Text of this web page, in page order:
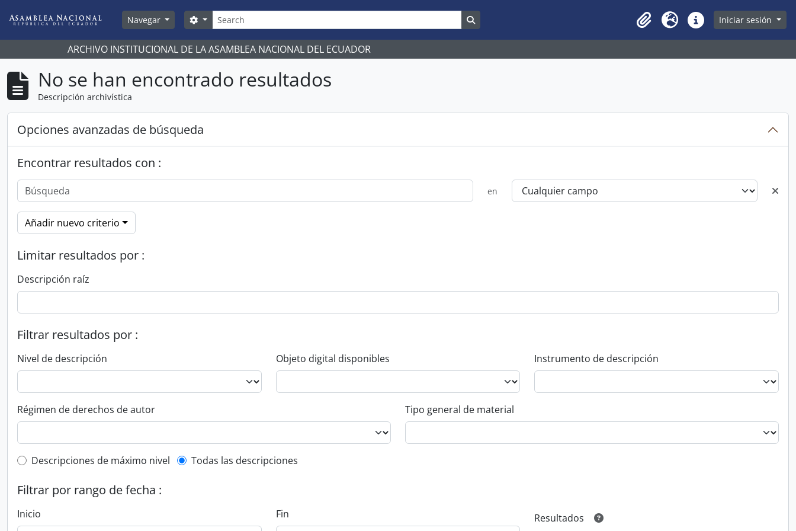
Navegar
Búsqueda
Search options
Clipboard
Idioma Enlaces rápidos
Iniciar sesión
ARCHIVO INSTITUCIONAL DE LA ASAMBLEA NACIONAL DEL ECUADOR
No se han encontrado resultados
Descripción archivística
Opciones avanzadas de búsqueda
Encontrar resultados con :
en
Añadir nuevo criterio
Limitar resultados por :
Descripción raíz
Filtrar resultados por :
Nivel de descripción Objeto digital disponibles Instrumento de descripción
Régimen de derechos de autor Tipo general de material
Top-level description filter
Descripciones de máximo nivel Todas las descripciones
Filtrar por rango de fecha :
Inicio Fin Resultados